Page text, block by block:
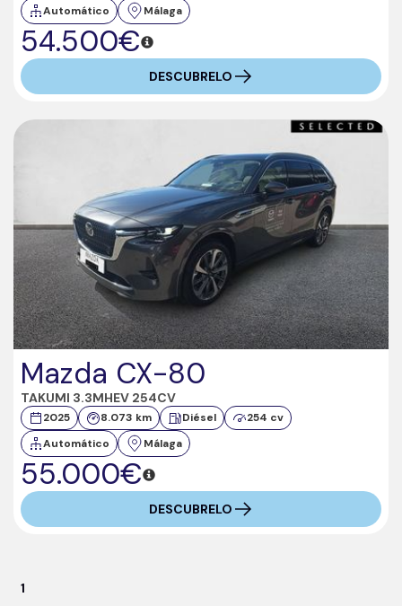
Automático
Málaga
54.500€
DESCUBRELO
Mazda CX-80
TAKUMI 3.3MHEV 254CV
2025 8.073 km Diésel
254 cv
Automático
Málaga
55.000€
DESCUBRELO
1